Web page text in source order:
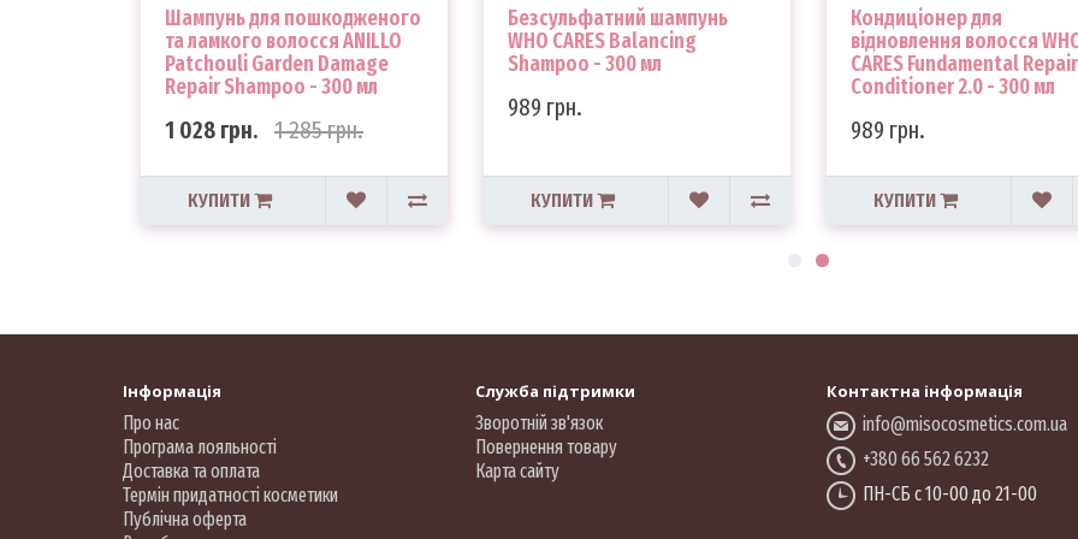
Шампунь для пошкодженого
та ламкого волосся ANILLO
Patchouli Garden Damage
Repair Shampoo - 300 мл
1 028 грн. 1 285 грн.
КУПИТИ
Безсульфатний шампунь
WHO CARES Balancing
Shampoo - 300 мл
989 грн.
КУПИТИ
Кондиціонер для
відновлення волосся
CARES Fundamental Repair
Conditioner 2.0 - 300 мл
989 грн.
КУПИТИ
Інформація
Про нас
Програма лояльності
Доставка та оплата
Термін придатності косметики
Публічна оферта
Служба підтримки
Зворотній зв'язок
Повернення товару
Карта сайту
Контактна інформація
info@misocosmetics.com.ua
+380 66 562 6232
ПН-СБ с 10-00 до 21-00